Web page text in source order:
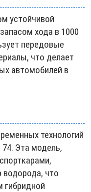
устойчивой
хода в 1000
передовые
что делает
автомобилей в
технологий
Эта модель,
водорода, что
гибридной